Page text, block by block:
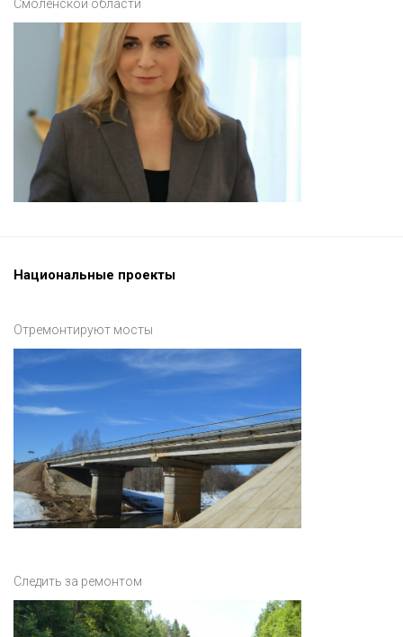
Смоленской области
Национальные проекты
Отремонтируют мосты
Следить за ремонтом